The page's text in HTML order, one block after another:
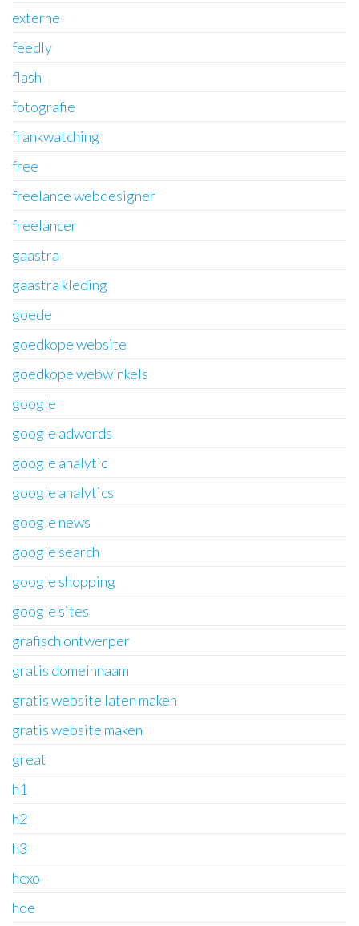
externe
feedly
flash
fotografie
frankwatching
free
freelance webdesigner
freelancer
gaastra
gaastra kleding
goede
goedkope website
goedkope webwinkels
google
google adwords
google analytic
google analytics
google news
google search
google shopping
google sites
grafisch ontwerper
gratis domeinnaam
gratis website laten maken
gratis website maken
great
h1
h2
h3
hexo
hoe